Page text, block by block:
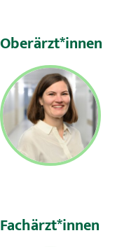
Oberärzt*innen
Fachärzt*innen